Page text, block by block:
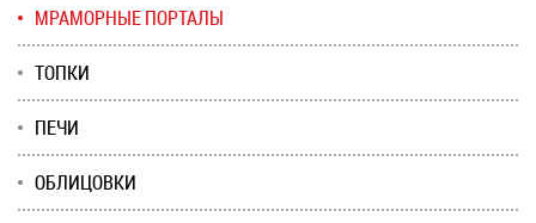
МРАМОРНЫЕ ПОРТАЛЫ
ТОПКИ
ПЕЧИ
ОБЛИЦОВКИ